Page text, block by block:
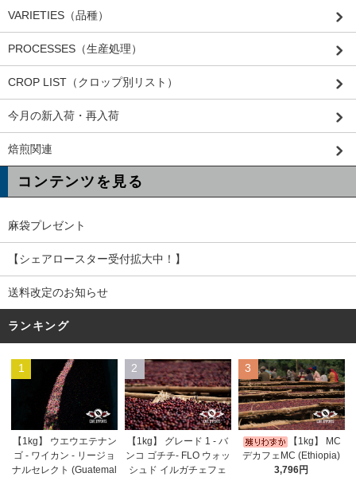
VARIETIES（品種）
PROCESSES（生産処理）
CROP LIST（クロップ別リスト）
今月の新入荷・再入荷
焙煎関連
コンテンツを見る
麻袋プレゼント
【シェアロースター受付拡大中！】
送料改定のお知らせ
ランキング
1
【1kg】 ウエウエテナン
ゴ - ワイカン - リージョ
ナルセレクト (Guatemal
2
【1kg】 グレード 1 - バ
ンコ ゴチチ- FLO ウォッ
シュド イルガチェフェ
3
【1kg】 MC
デカフェMC (Ethiopia)
3,796円